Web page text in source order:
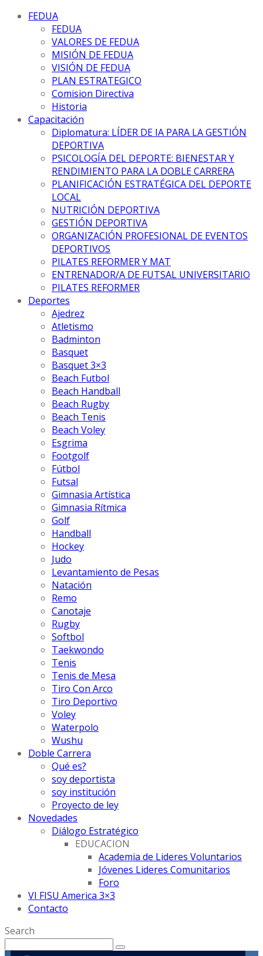
FEDUA
FEDUA
VALORES DE FEDUA
MISIÓN DE FEDUA
VISIÓN DE FEDUA
PLAN ESTRATEGICO
Comision Directiva
Historia
Capacitación
Diplomatura: LÍDER DE IA PARA LA GESTIÓN
DEPORTIVA
PSICOLOGÍA DEL DEPORTE: BIENESTAR Y
RENDIMIENTO PARA LA DOBLE CARRERA
PLANIFICACIÓN ESTRATÉGICA DEL DEPORTE
LOCAL
NUTRICIÓN DEPORTIVA
GESTIÓN DEPORTIVA
ORGANIZACIÓN PROFESIONAL DE EVENTOS
DEPORTIVOS
PILATES REFORMER Y MAT
ENTRENADOR/A DE FUTSAL UNIVERSITARIO
PILATES REFORMER
Deportes
Ajedrez
Atletismo
Badminton
Basquet
Basquet 3×3
Beach Futbol
Beach Handball
Beach Rugby
Beach Tenis
Beach Voley
Esgrima
Footgolf
Fútbol
Futsal
Gimnasia Artística
Gimnasia Rítmica
Golf
Handball
Hockey
Judo
Levantamiento de Pesas
Natación
Remo
Canotaje
Rugby
Softbol
Taekwondo
Tenis
Tenis de Mesa
Tiro Con Arco
Tiro Deportivo
Voley
Waterpolo
Wushu
Doble Carrera
Qué es?
soy deportista
soy institución
Proyecto de ley
Novedades
Diálogo Estratégico
EDUCACION
Academia de Lideres Voluntarios
Jóvenes Lideres Comunitarios
Foro
VI FISU America 3×3
Contacto
Search